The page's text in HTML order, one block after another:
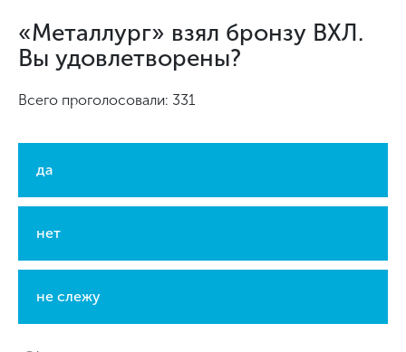
«Металлург» взял бронзу ВХЛ.
Вы удовлетворены?
Всего проголосовали: 331
да
нет
не слежу